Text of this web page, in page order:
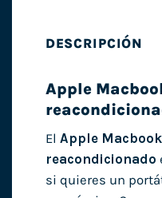
DESCRIPCIÓN
Apple
El Apple
reacondicionado
si quieres un